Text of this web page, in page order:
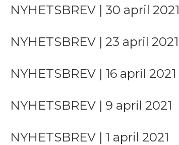
NYHETSBREV | 30 april 2021
NYHETSBREV | 23 april 2021
NYHETSBREV | 16 april 2021
NYHETSBREV | 9 april 2021
NYHETSBREV | 1 april 2021